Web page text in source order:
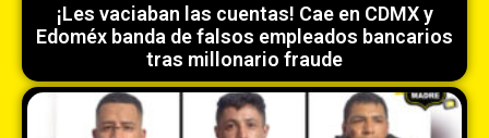
¡Les vaciaban las cuentas! Cae en CDMX y
Edoméx banda de falsos empleados bancarios
tras millonario fraude